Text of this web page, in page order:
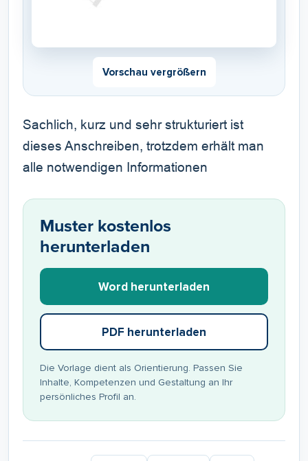
Vorschau vergrößern
Sachlich, kurz und sehr strukturiert ist
dieses Anschreiben, trotzdem erhält man
alle notwendigen Informationen
Muster kostenlos
herunterladen
Word herunterladen
PDF herunterladen
Die Vorlage dient als Orientierung. Passen Sie
Inhalte, Kompetenzen und Gestaltung an Ihr
persönliches Profil an.